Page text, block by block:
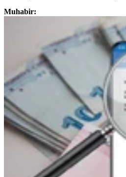
Muhabir: